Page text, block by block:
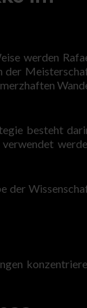
werden
der
besteht
der